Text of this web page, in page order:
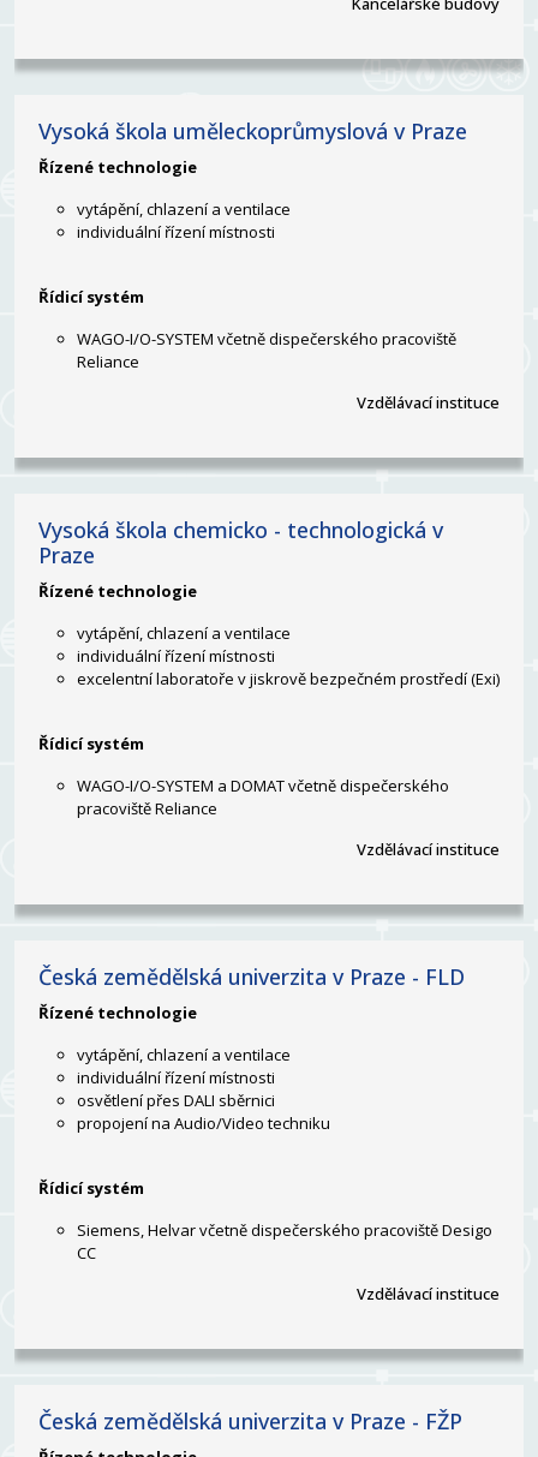
Vysoká škola uměleckoprůmyslová v Praze
Řízené technologie
vytápění, chlazení a ventilace
individuální řízení místnosti
Řídicí systém
WAGO-I/O-SYSTEM včetně dispečerského pracoviště
Reliance
Vzdělávací instituce
Vysoká škola chemicko - technologická v
Praze
Řízené technologie
vytápění, chlazení a ventilace
individuální řízení místnosti
excelentní laboratoře v jiskrově bezpečném prostředí (Exi)
Řídicí systém
WAGO-I/O-SYSTEM a DOMAT včetně dispečerského
pracoviště Reliance
Vzdělávací instituce
Česká zemědělská univerzita v Praze - FLD
Řízené technologie
vytápění, chlazení a ventilace
individuální řízení místnosti
osvětlení přes DALI sběrnici
propojení na Audio/Video techniku
Řídicí systém
Siemens, Helvar včetně dispečerského pracoviště Desigo
CC
Vzdělávací instituce
Česká zemědělská univerzita v Praze - FŽP